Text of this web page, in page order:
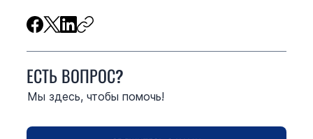
ЕСТЬ ВОПРОС?
Мы здесь, чтобы помочь!